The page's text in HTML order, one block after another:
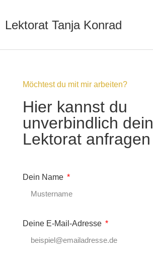
Lektorat Tanja Konrad
Möchtest du mit mir arbeiten?
Hier kannst du
unverbindlich dein
Lektorat anfragen
Dein Name
Deine E-Mail-Adresse